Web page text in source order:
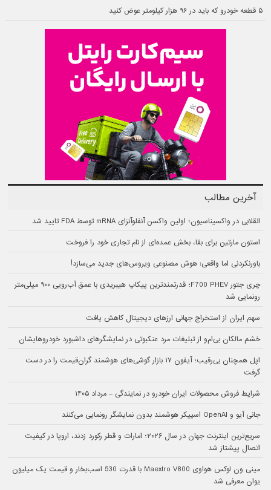
۵ قطعه خودرو که باید در ۹۶ هزار کیلومتر عوض کنید
آخرین مطالب
انقلابی در واکسیناسیون؛ اولین واکسن آنفلوآنزای mRNA توسط FDA تایید شد
استون مارتین برای بقا، بخش عمده‌ای از نام تجاری خود را فروخت
باورنکردنی اما واقعی: هوش مصنوعی ویروس‌های جدید می‌سازد!
چری جتور F700 PHEV؛ قدرتمندترین پیکاپ هیبریدی با عمق آب‌رویی ۹۰۰ میلی‌متر
رونمایی شد
سهم ایران از استخراج جهانی ارزهای دیجیتال کاهش یافت
خشم مالکان بی‌ام‌و از تبلیغات مرد عنکبوتی در نمایشگرهای داشبورد خودروهایشان
اپل همچنان بی‌رقیب؛ آیفون ۱۷ بازار گوشی‌های هوشمند گران‌قیمت را در دست
گرفت
شرایط فروش محصولات ایران خودرو در نمایندگی – مرداد ۱۴۰۵
جانی آیو و OpenAI اسپیکر هوشمند بدون نمایشگر رونمایی می‌کنند
سریع‌ترین اینترنت جهان در سال ۲۰۲۶؛ امارات و قطر رکورد زدند، اروپا در کیفیت
اتصال پیشتاز شد
مینی ون لوکس هواوی Maextro V800 با قدرت 530 اسب‌بخار و قیمت یک میلیون
یوان معرفی شد